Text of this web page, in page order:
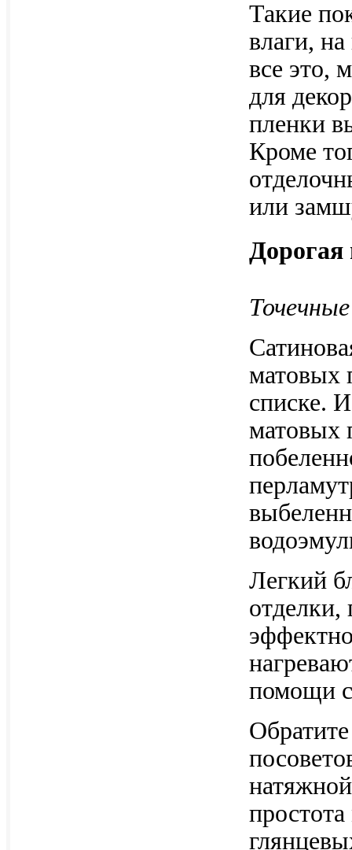
Такие
влаги,
все это,
для
пленки
Кроме
или
Дорогая
матовых
списке.
матовых
Легкий
отделки,
помощи